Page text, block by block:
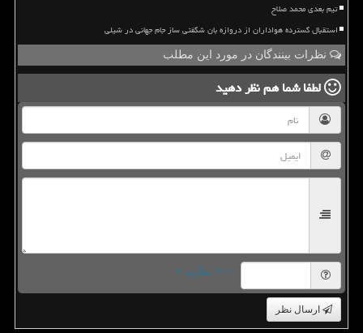
تیم بعدی محمد صلاح
استقبال گسترده هواداران از دروازه بان شگفتی ساز جام جهانی در شیلی
نظرات بینندگان در مورد این مطلب
لطفا شما همنظر دهید
= ۳ بعلاوه ۲
ارسال نظر